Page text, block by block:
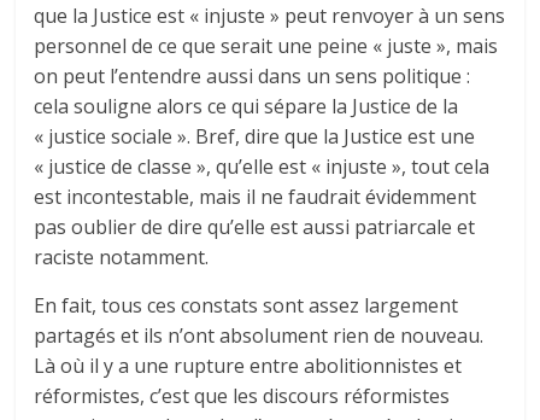
que la Justice est « injuste » peut renvoyer à un sens
personnel de ce que serait une peine « juste », mais
on peut l’entendre aussi dans un sens politique :
cela souligne alors ce qui sépare la Justice de la
« justice sociale ». Bref, dire que la Justice est une
« justice de classe », qu’elle est « injuste », tout cela
est incontestable, mais il ne faudrait évidemment
pas oublier de dire qu’elle est aussi patriarcale et
raciste notamment.
En fait, tous ces constats sont assez largement
partagés et ils n’ont absolument rien de nouveau.
Là où il y a une rupture entre abolitionnistes et
réformistes, c’est que les discours réformistes